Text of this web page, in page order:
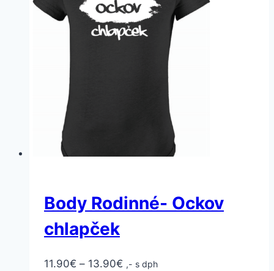
Body Rodinné- Ockov
chlapček
11.90€ – 13.90€ ,- s dph